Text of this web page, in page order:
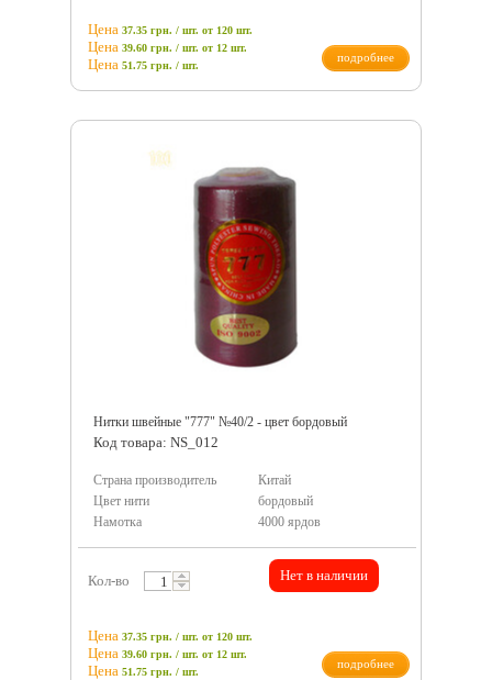
Цена 37.35 грн. / шт. от 120 шт.
Цена 39.60 грн. / шт. от 12 шт.
Цена 51.75 грн. / шт.
подробнее
Нитки швейные "777" №40/2 - цвет бордовый
Код товара: NS_012
Страна производитель
Китай
Цвет нити
бордовый
Намотка
4000 ярдов
Кол-во Нет в наличии
Цена 37.35 грн. / шт. от 120 шт.
Цена 39.60 грн. / шт. от 12 шт.
Цена 51.75 грн. / шт.
подробнее